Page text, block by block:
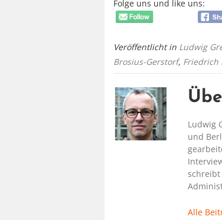
Folge uns und like uns:
Veröffentlicht in Ludwig
Brosius-Gerstorf, Friedrich
Ludwig
und
schreibt
Alle